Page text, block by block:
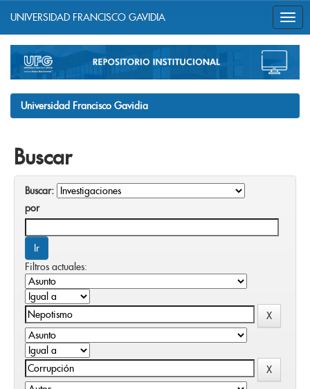
navigation
UNIVERSIDAD FRANCISCO GAVIDIA
Universidad Francisco Gavidia
Buscar
Buscar:
por
Filtros actuales: